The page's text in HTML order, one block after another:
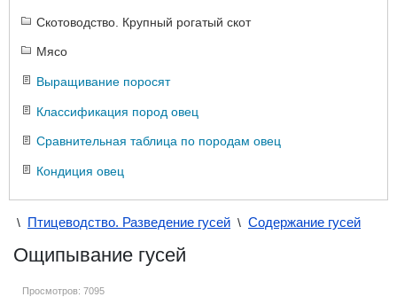
Скотоводство. Крупный рогатый скот
Мясо
Выращивание поросят
Классификация пород овец
Сравнительная таблица по породам овец
Кондиция овец
\ Птицеводство. Разведение гусей \ Содержание гусей
Ощипывание гусей
Просмотров: 7095